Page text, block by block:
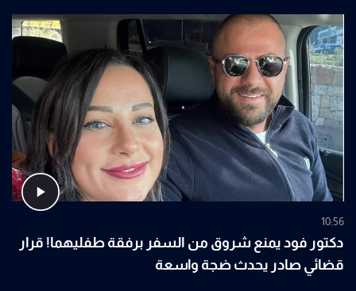
10:56
دكتور فود يمنع شروق من السفر برفقة طفليهما! قرار
قضائي صادر يحدث ضجة واسعة